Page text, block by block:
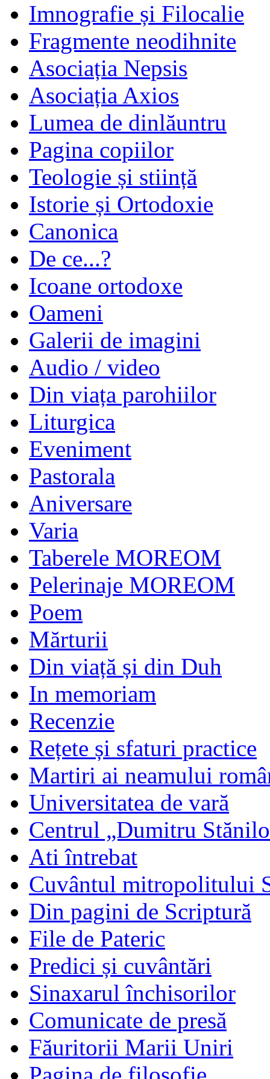
Imnografie și Filocalie
Fragmente neodihnite
Asociația Nepsis
Asociația Axios
Lumea de dinlăuntru
Pagina copiilor
Teologie și stiință
Istorie și Ortodoxie
Canonica
De ce...?
Icoane ortodoxe
Oameni
Galerii de imagini
Audio / video
Din viața parohiilor
Liturgica
Eveniment
Pastorala
Aniversare
Varia
Taberele MOREOM
Pelerinaje MOREOM
Poem
Mărturii
Din viață și din Duh
In memoriam
Recenzie
Rețete și sfaturi practice
Martiri ai neamului
Universitatea de vară
Centrul „Dumitru
Ati întrebat
Cuvântul mitropolitului
Din pagini de Scriptură
File de Pateric
Predici și cuvântări
Sinaxarul închisorilor
Comunicate de presă
Făuritorii Marii Uniri